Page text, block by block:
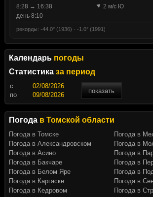
8:28 → 16:38
2 м/с Ю
день 8:10
рекорды: -44.0° (1936) · -1.0° (1991)
Календарь погоды
Статистика за период
c
показать
по
Погода в Томской области
Погода в Томске
Погода в Александровском
Погода в Асино
Погода в Бакчаре
Погода в Белом Яре
Погода в Каргаске
Погода в Кедровом
Погода в
Погода в
Погода в
Погода в
Погода в
Погода в
Погода в